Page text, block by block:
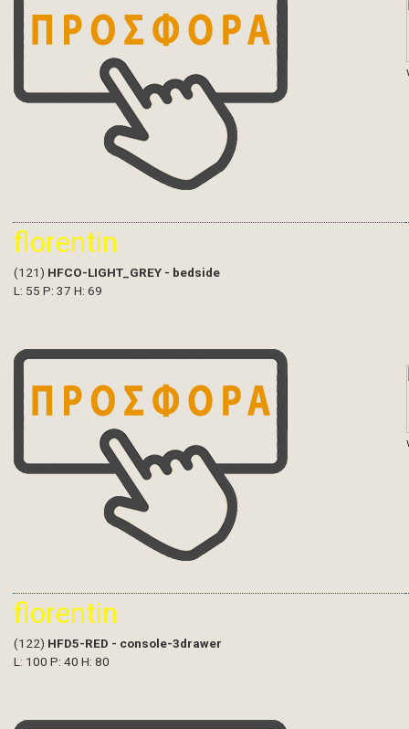
florentin
(121) HFCO-LIGHT_GREY - bedside
L: 55 P: 37 H: 69
florentin
(122) HFD5-RED - console-3drawer
L: 100 P: 40 H: 80